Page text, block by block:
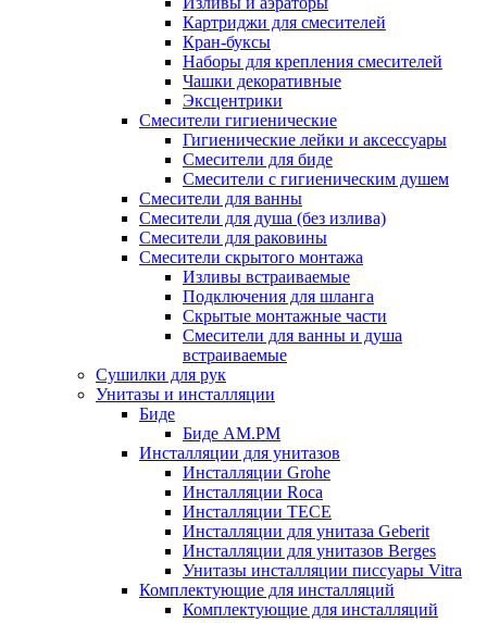
Картриджи для смесителей
Кран-буксы
Наборы для крепления смесителей
Чашки декоративные
Эксцентрики
Смесители гигиенические
Гигиенические лейки и аксессуары
Смесители для биде
Смесители с гигиеническим душем
Смесители для ванны
Смесители для душа (без излива)
Смесители для раковины
Смесители скрытого монтажа
Изливы встраиваемые
Подключения для шланга
Скрытые монтажные части
Смесители для ванны и душа
встраиваемые
Сушилки для рук
Унитазы и инсталляции
Биде
Биде AM.PM
Инсталляции для унитазов
Инсталляции Grohe
Инсталляции Roca
Инсталляции TECE
Инсталляции для унитаза Geberit
Инсталляции для унитазов Berges
Унитазы инсталляции писсуары Vitra
Комплектующие для инсталляций
Комплектующие для инсталляций